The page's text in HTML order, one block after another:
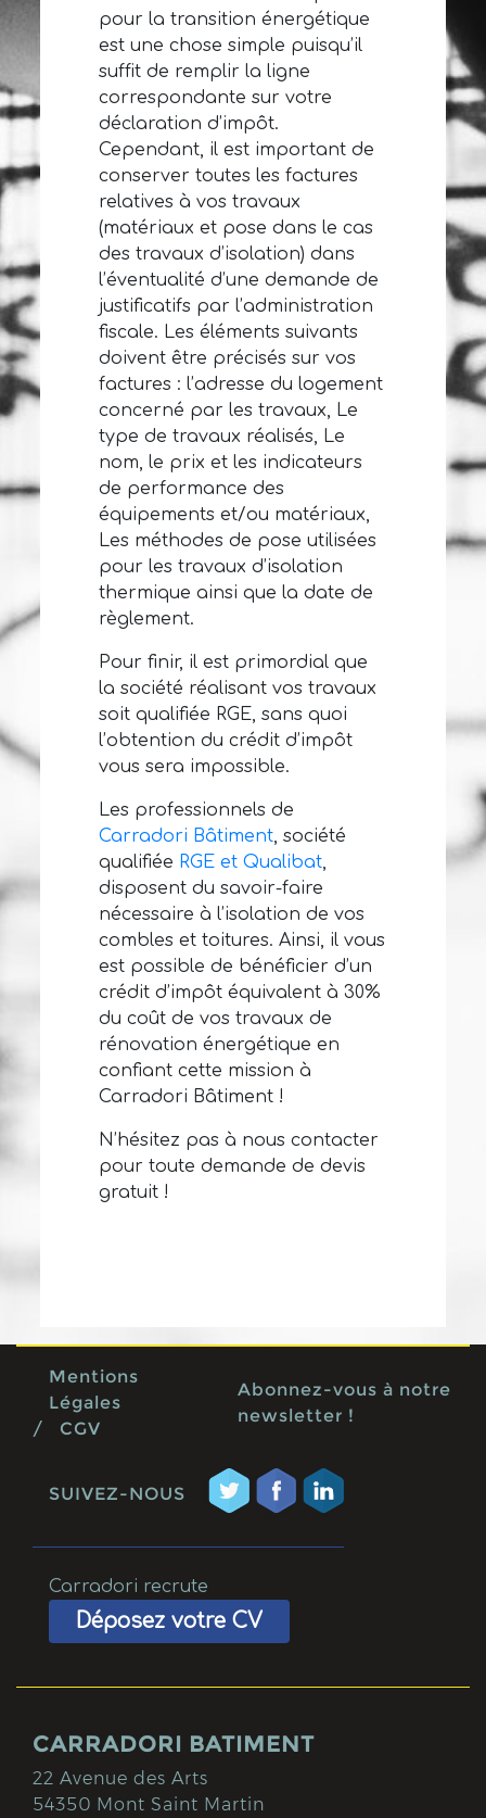
pour la transition énergétique
est une chose simple puisqu’il
suffit de remplir la ligne
correspondante sur votre
déclaration d’impôt.
Cependant, il est important de
conserver toutes les factures
relatives à vos travaux
(matériaux et pose dans le cas
des travaux d’isolation) dans
l’éventualité d’une demande de
justificatifs par l’administration
fiscale. Les éléments suivants
doivent être précisés sur vos
factures : l’adresse du logement
concerné par les travaux, Le
type de travaux réalisés, Le
nom, le prix et les indicateurs
de performance des
équipements et/ou matériaux,
Les méthodes de pose utilisées
pour les travaux d’isolation
thermique ainsi que la date de
règlement.
Pour finir, il est primordial que
la société réalisant vos travaux
soit qualifiée RGE, sans quoi
l’obtention du crédit d’impôt
vous sera impossible.
Les professionnels de
Carradori Bâtiment, société
qualifiée RGE et Qualibat,
disposent du savoir-faire
nécessaire à l’isolation de vos
combles et toitures. Ainsi, il vous
est possible de bénéficier d’un
crédit d’impôt équivalent à 30%
du coût de vos travaux de
rénovation énergétique en
confiant cette mission à
Carradori Bâtiment !
N’hésitez pas à nous contacter
pour toute demande de devis
gratuit !
Mentions
Légales
/
CGV
Abonnez-vous à notre
newsletter !
SUIVEZ-NOUS
Carradori recrute
Déposez votre CV
CARRADORI BATIMENT
22 Avenue des Arts
54350 Mont Saint Martin